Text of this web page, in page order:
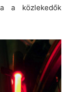
a közlekedők